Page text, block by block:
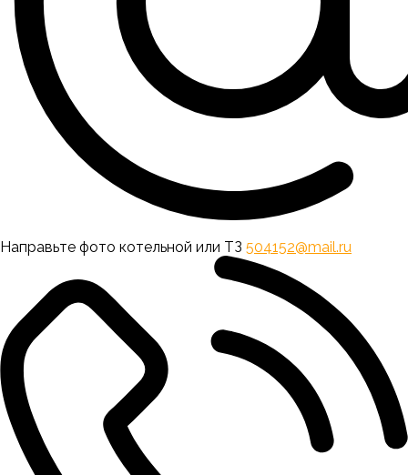
Направьте фото котельной или ТЗ 504152@mail.ru